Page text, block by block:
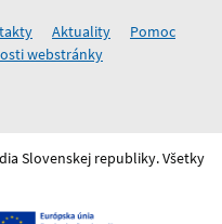
Aktuality
Pomoc
webstránky
Slovenskej republiky. Všetky